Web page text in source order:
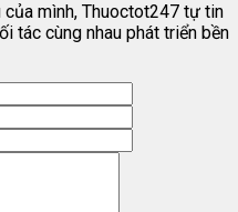
mình, Thuoctot247 tự tin
tác cùng nhau phát triển bền